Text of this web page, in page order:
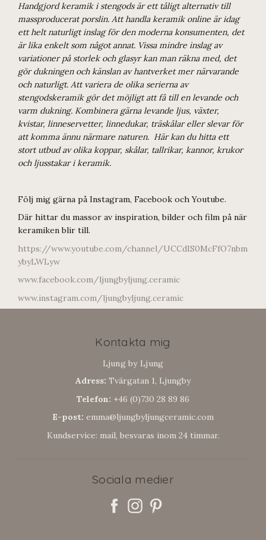
Handgjord keramik i stengods är ett tåligt alternativ till
massproducerat porslin. Att handla keramik online är idag
ett helt naturligt inslag för den moderna konsumenten, det
är lika enkelt som något annat. Vissa mindre inslag av
variationer på storlek och glasyr kan man räkna med, det
gör dukningen och känslan av hantverket mer närvarande
och naturligt. Att variera de olika serierna av
stengodskeramik gör det möjligt att få till en levande och
varm dukning. Kombinera gärna levande ljus, växter,
kvistar, linneservetter, linnedukar, träskålar eller slevar för
att komma ännu närmare naturen. Här kan du hitta ett
stort utbud av olika koppar, skålar, tallrikar, kannor, krukor
och ljusstakar i keramik.
Följ mig gärna på Instagram, Facebook och Youtube.
Där hittar du massor av inspiration, bilder och film på när
keramiken blir till.
https://www.youtube.com/channel/UCCdIS0McFfO7nbm
ybyLWLyw
www.facebook.com/ljungbyljung.ceramic
www.instagram.com/ljungbyljung.ceramic
Kontakta mig
Ljung by Ljung
Adress: Tvärgatan 1, Ljungby
Telefon: +46 (0)730 28 89 86
E-post: emma@ljungbyljungceramic.com
Kundservice: mail, besvaras inom 24 timmar.
Sociala medier